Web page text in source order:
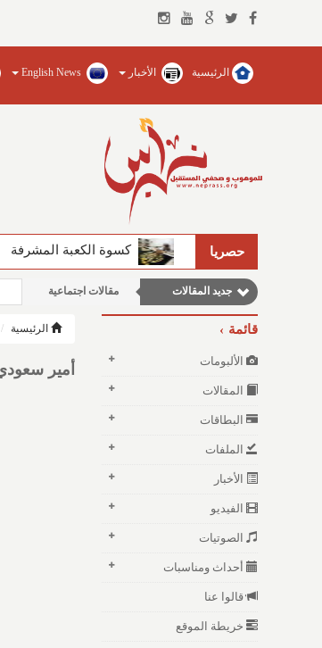
الرئيسية الأخبار English News
حصريا كسوة الكعبة المشرفة
الفيصل يضخ المياه
جديد المقالات مقالات اجتماعية
وطنية
مقالات إقتصادية
قائمة
الألبومات
المقالات
البطاقات
الملفات
الأخبار
الفيديو
الصوتيات
أحداث ومناسبات
قالوا عنا
خريطة الموقع
الرئيسية
أمير